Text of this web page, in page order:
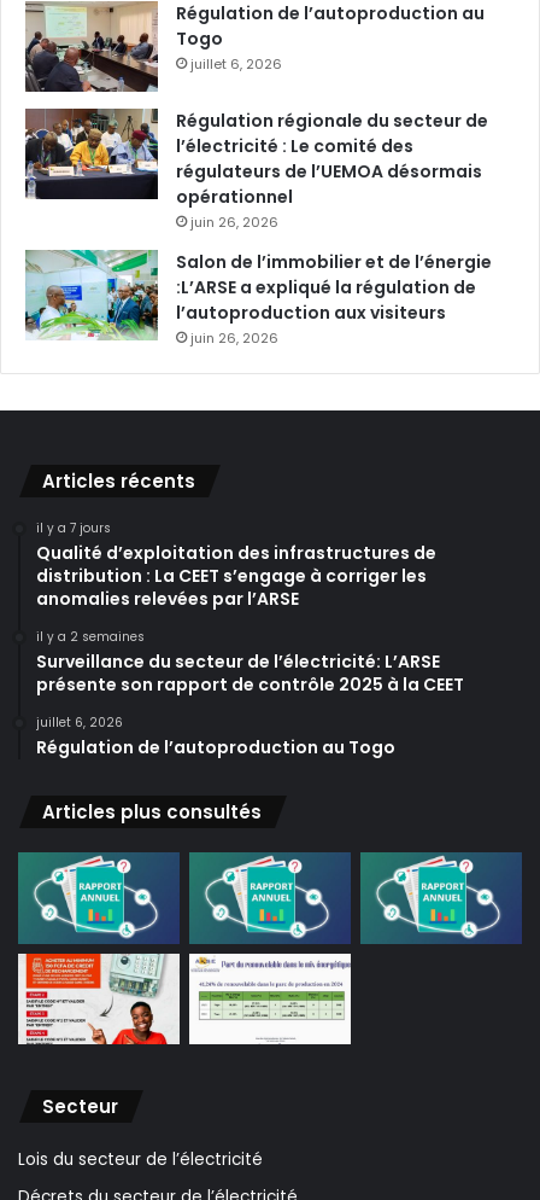
Régulation de l’autoproduction au
Togo
juillet 6, 2026
Régulation régionale du secteur de
l’électricité : Le comité des
régulateurs de l’UEMOA désormais
opérationnel
juin 26, 2026
Salon de l’immobilier et de l’énergie
:L’ARSE a expliqué la régulation de
l’autoproduction aux visiteurs
juin 26, 2026
Articles récents
il y a 7 jours
Qualité d’exploitation des infrastructures de
distribution : La CEET s’engage à corriger les
anomalies relevées par l’ARSE
il y a 2 semaines
Surveillance du secteur de l’électricité: L’ARSE
présente son rapport de contrôle 2025 à la CEET
juillet 6, 2026
Régulation de l’autoproduction au Togo
Articles plus consultés
Secteur
Lois du secteur de l’électricité